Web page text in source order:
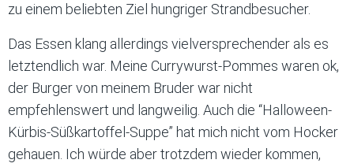
zu einem beliebten Ziel hungriger Strandbesucher.
Das Essen klang allerdings vielversprechender als es
letztendlich war. Meine Currywurst-Pommes waren ok,
der Burger von meinem Bruder war nicht
empfehlenswert und langweilig. Auch die “Halloween-
Kürbis-Süßkartoffel-Suppe” hat mich nicht vom Hocker
gehauen. Ich würde aber trotzdem wieder kommen,